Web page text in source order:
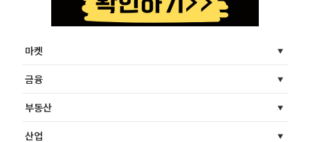
마켓
금융
부동산
산업